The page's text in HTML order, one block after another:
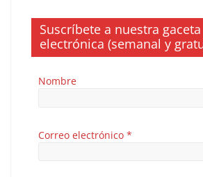
Suscríbete a nuestra gaceta
electrónica (semanal y
Nombre
Correo electrónico *